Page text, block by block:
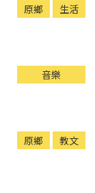
原鄉 生活
音樂
原鄉 教文